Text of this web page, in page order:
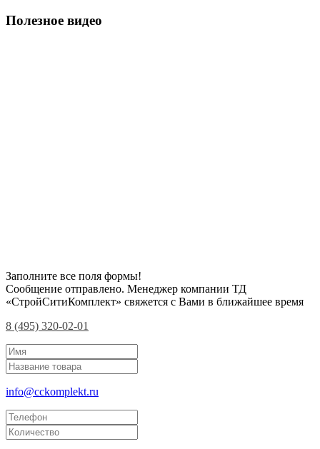
Полезное видео
Заполните все поля формы!
Сообщение отправлено. Менеджер компании ТД
«СтройСитиКомплект» свяжется с Вами в ближайшее время
8 (495) 320-02-01
info@cckomplekt.ru